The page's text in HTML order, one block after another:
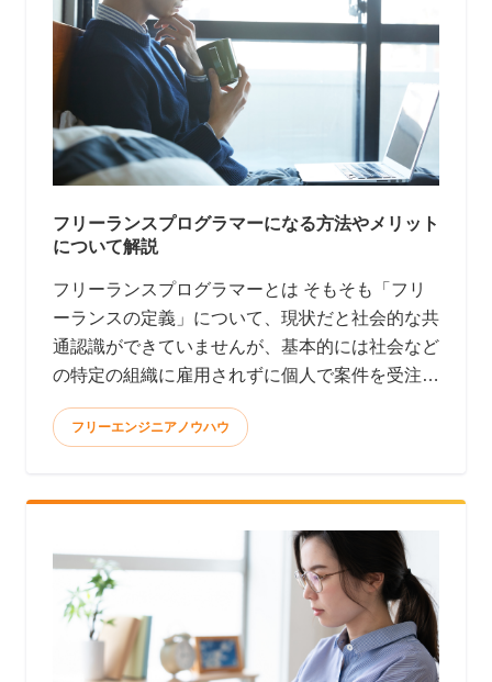
フリーランスプログラマーになる方法やメリット
について解説
フリーランスプログラマーとは そもそも「フリ
ーランスの定義」について、現状だと社会的な共
通認識ができていませんが、基本的には社会など
の特定の組織に雇用されずに個人で案件を受注し
フリーエンジニアノウハウ